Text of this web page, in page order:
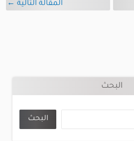
المقالة التالية ←
البحث
البحث